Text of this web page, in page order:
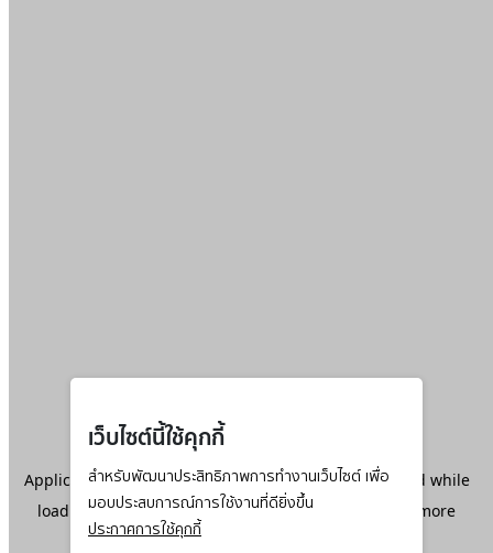
เว็บไซต์นี้ใช้คุกกี้
สำหรับพัฒนาประสิทธิภาพการทำงานเว็บไซต์ เพื่อ
มอบประสบการณ์การใช้งานที่ดียิ่งขึ้น
ประกาศการใช้คุกกี้
Application error: aclient-side exception has occurred while
loadingwww.ktc.co.th(see the browser console
for more
information).